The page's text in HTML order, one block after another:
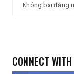
Không bài đăng
CONNECT